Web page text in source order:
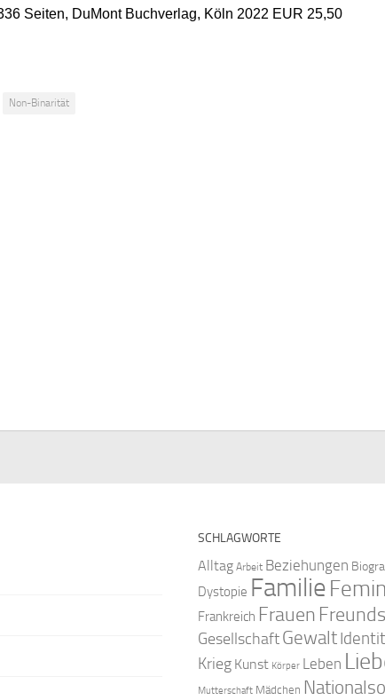
Seiten, DuMont Buchverlag, Köln 2022 EUR 25,50
Non-Binarität
SCHLAGWORTE
Alltag Arbeit Beziehungen
Dystopie Familie
Frankreich Frauen
GesellschaftGewalt
Krieg Kunst Körper Leben
Mutterschaft Mädchen